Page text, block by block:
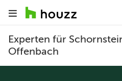
Experten für
Offenbach